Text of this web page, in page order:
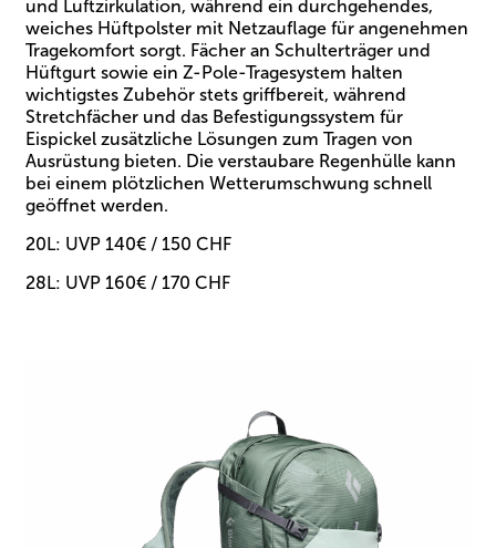
und Luftzirkulation, während ein durchgehendes,
weiches Hüftpolster mit Netzauflage für angenehmen
Tragekomfort sorgt. Fächer an Schulterträger und
Hüftgurt sowie ein Z-Pole-Tragesystem halten
wichtigstes Zubehör stets griffbereit, während
Stretchfächer und das Befestigungssystem für
Eispickel zusätzliche Lösungen zum Tragen von
Ausrüstung bieten. Die verstaubare Regenhülle kann
bei einem plötzlichen Wetterumschwung schnell
geöffnet werden.
20L: UVP 140€ / 150 CHF
28L: UVP 160€ / 170 CHF